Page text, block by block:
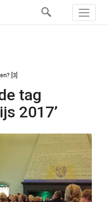
[3]
tag
2017’